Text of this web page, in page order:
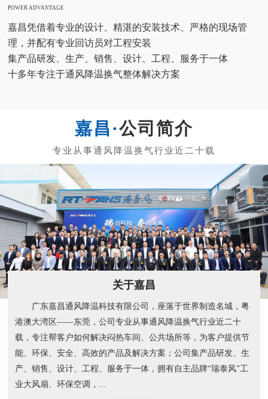
POWER ADVANTAGE
嘉昌凭借着专业的设计、精湛的安装技术、严格的现场管
理，并配有专业回访员对工程安装
集产品研发、生产、销售、设计、工程、服务于一体
十多年专注于通风降温换气整体解决方案
公司简介
关于嘉昌
广东嘉昌通风降温科技有限公司，座落于世界制造名城，粤
港澳大湾区——东莞，公司专业从事通风降温换气行业近二十
载，专注帮客户如何解决闷热车间、公共场所等，为客户提供节
能、环保、安全、高效的产品及解决方案；公司集产品研发、生
产、销售、设计、工程、服务于一体，拥有自主品牌“瑞泰风”工
业大风扇、环保空调，...